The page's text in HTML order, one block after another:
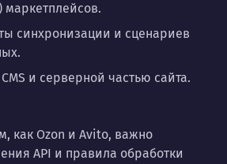
маркетплейсов.
синхронизации и сценариев
и серверной частью сайта.
как Ozon и Avito, важно
API и правила обработки